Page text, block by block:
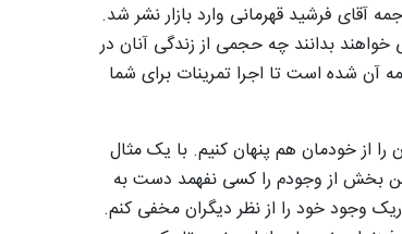
آقای فرشید قهرمانی وارد بازار نشر شد.
که می خواهند بدانند چه حجمی از زندگی آنان در
آن شده است تا اجرا تمرینات برای شما
از خودمان هم پنهان کنیم. با یک مثال
بخش از وجودم را کسی نفهمد دست به
وجود خود را از نظر دیگران مخفی کنم.